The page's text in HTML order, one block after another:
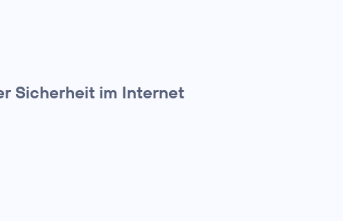
Sicherheit im Internet